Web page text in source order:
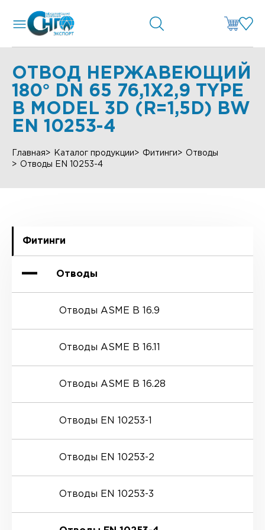
ОТВОД НЕРЖАВЕЮЩИЙ
180° DN 65 76,1X2,9 TYPE
B MODEL 3D (R=1,5D) BW
EN 10253-4
Главная Каталог продукции Фитинги
Отводы
Отводы EN 10253-4
Фитинги
Отводы
Отводы ASME B 16.9
Отводы ASME B 16.11
Отводы ASME B 16.28
Отводы EN 10253-1
Отводы EN 10253-2
Отводы EN 10253-3